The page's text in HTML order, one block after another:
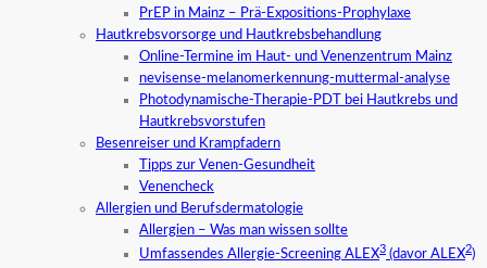
PrEP in Mainz – Prä-Expositions-Prophylaxe
Hautkrebsvorsorge und Hautkrebsbehandlung
Online-Termine im Haut- und Venenzentrum Mainz
nevisense-melanomerkennung-muttermal-analyse
Photodynamische-Therapie-PDT bei Hautkrebs und
Hautkrebsvorstufen
Besenreiser und Krampfadern
Tipps zur Venen-Gesundheit
Venencheck
Allergien und Berufsdermatologie
Allergien – Was man wissen sollte
Umfassendes Allergie-Screening ALEX3 (davor ALEX2)